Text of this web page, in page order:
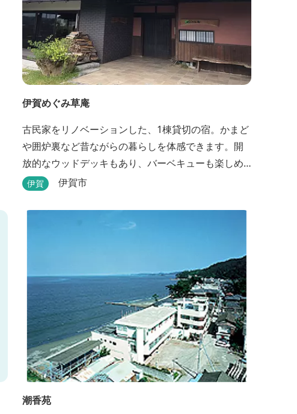
伊賀めぐみ草庵
古民家をリノベーションした、1棟貸切の宿。かまど
や囲炉裏など昔ながらの暮らしを体感できます。開
放的なウッドデッキもあり、バーベキューも楽しめ
ます。
伊賀 伊賀市
潮香苑